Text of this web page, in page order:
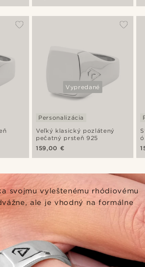
Vypredané
Veľký klasický pozlátený
pečatný prsteň 925
Personalizácia
159,00 €
svojmu vyleštenému rhódiovému
ale je vhodný na formálne